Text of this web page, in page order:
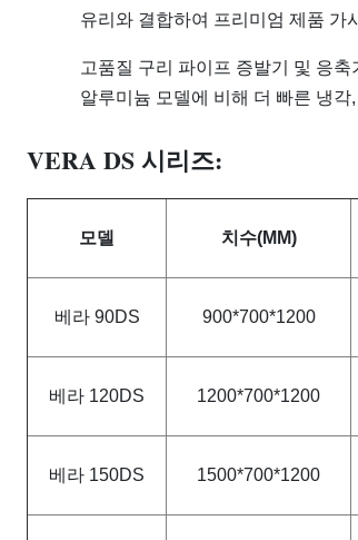
유리와 결합하여 프리미엄 제품 가
고품질 구리 파이프 증발기 및 응
알루미늄 모델에 비해 더 빠른 냉
VERA DS 시리즈:
모델 치수(MM)
베라 90DS 900*700*1200
베라 120DS 1200*700*1200
베라 150DS 1500*700*1200